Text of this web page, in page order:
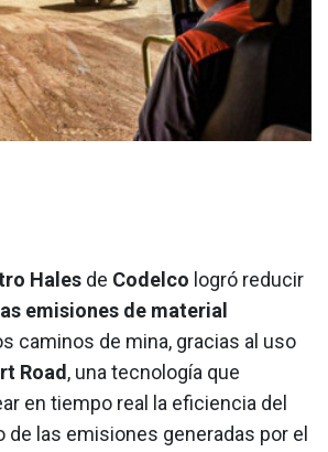
Hales de Codelco logró reducir
emisiones de material
caminos de mina, gracias al uso
Road , una tecnología que
en tiempo real la eficiencia del
de las emisiones generadas por el